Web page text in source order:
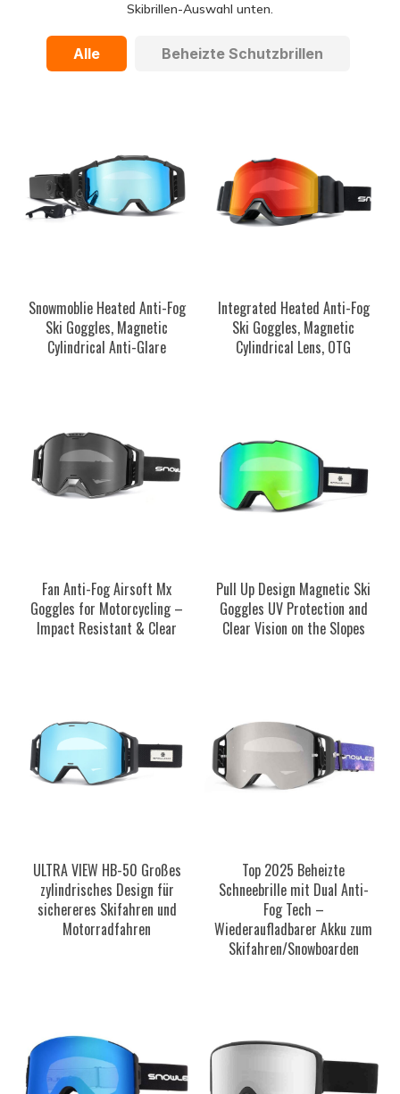
Skibrillen-Auswahl unten.
Alle Beheizte Schutzbrillen
Snowmoblie Heated Anti-Fog
Ski Goggles, Magnetic
Cylindrical Anti-Glare
Integrated Heated Anti-Fog
Ski Goggles, Magnetic
Cylindrical Lens, OTG
Fan Anti-Fog Airsoft Mx
Goggles for Motorcycling –
Impact Resistant & Clear
Pull Up Design Magnetic Ski
Goggles UV Protection and
Clear Vision on the Slopes
ULTRA VIEW HB-50 Großes
zylindrisches Design für
sichereres Skifahren und
Motorradfahren
Top 2025 Beheizte
Schneebrille mit Dual Anti-
Fog Tech –
Wiederaufladbarer Akku zum
Skifahren/Snowboarden